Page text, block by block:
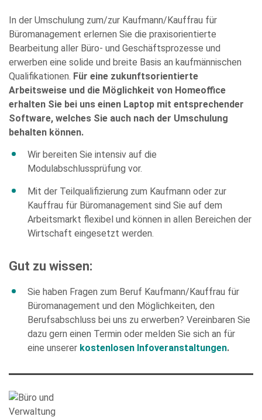
In der Umschulung zum/zur Kaufmann/Kauffrau für
Büromanagement erlernen Sie die praxisorientierte
Bearbeitung aller Büro- und Geschäftsprozesse und
erwerben eine solide und breite Basis an kaufmännischen
Qualifikationen. Für eine zukunftsorientierte
Arbeitsweise und die Möglichkeit von Homeoffice
erhalten Sie bei uns einen Laptop mit entsprechender
Software, welches Sie auch nach der Umschulung
behalten können.
Wir bereiten Sie intensiv auf die
Modulabschlussprüfung vor.
Mit der Teilqualifizierung zum Kaufmann oder zur
Kauffrau für Büromanagement sind Sie auf dem
Arbeitsmarkt flexibel und können in allen Bereichen der
Wirtschaft eingesetzt werden.
Gut zu wissen:
Sie haben Fragen zum Beruf Kaufmann/Kauffrau für
Büromanagement und den Möglichkeiten, den
Berufsabschluss bei uns zu erwerben? Vereinbaren Sie
dazu gern einen Termin oder melden Sie sich an für
eine unserer kostenlosen Infoveranstaltungen.
Bitte
füllen
Sie
alle
Pflichtfelder
leave
this
field
empty.
Die Datenschutzerklärung habe ich zur Kenntnis genommen
und stimme der elektronischen Erhebung und Speicherung
meiner Angaben sowie Daten für den Zweck der Beantwortung
meiner Anfrage zu. Bitte beachten Sie: Diese Einwilligung
Zukunft widerrufen.
Diese Website ist durch reCAPTCHA geschützt und es gelten die